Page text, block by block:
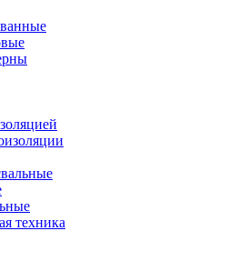
техника